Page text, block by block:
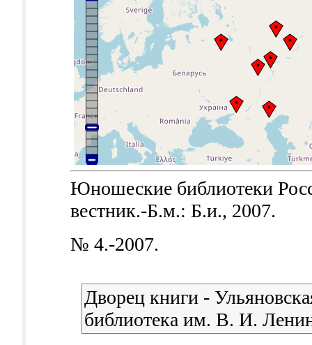
Юношеские библиотеки
вестник.-Б.м.: Б.и., 2007.
№ 4.-2007.
Дворец книги -
библиотека им. В. И.